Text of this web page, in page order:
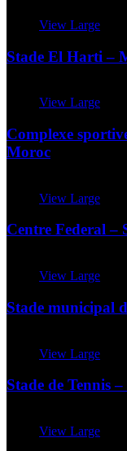
View Large
Stade El Harti –
View Large
Complexe
Moroc
View Large
Centre Federal –
View Large
Stade municipal
View Large
Stade de Tennis
View Large